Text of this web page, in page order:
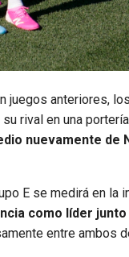
juegos anteriores,
rival en una
nuevamente
E se medirá en
como líder
entre ambos